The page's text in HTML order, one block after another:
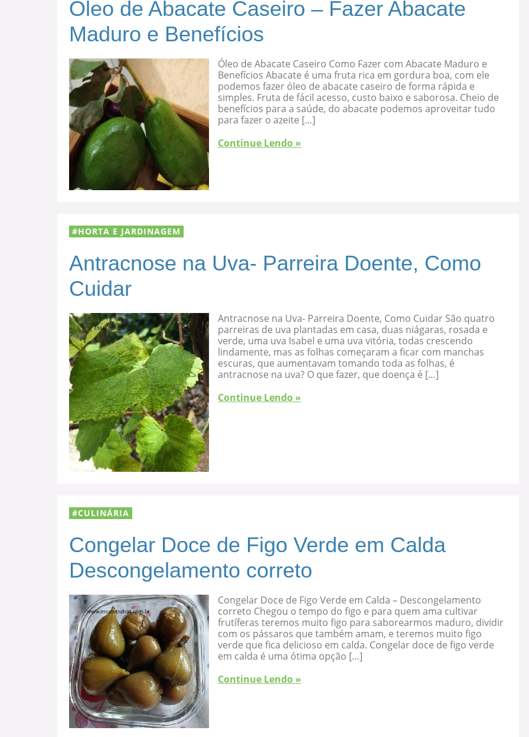
Óleo de Abacate Caseiro – Fazer Abacate
Maduro e Benefícios
Óleo de Abacate Caseiro Como Fazer com Abacate Maduro e
Benefícios Abacate é uma fruta rica em gordura boa, com ele
podemos fazer óleo de abacate caseiro de forma rápida e
simples. Fruta de fácil acesso, custo baixo e saborosa. Cheio de
benefícios para a saúde, do abacate podemos aproveitar tudo
para fazer o azeite […]
Continue Lendo »
HORTA E JARDINAGEM
Antracnose na Uva- Parreira Doente, Como
Cuidar
Antracnose na Uva- Parreira Doente, Como Cuidar São quatro
parreiras de uva plantadas em casa, duas niágaras, rosada e
verde, uma uva Isabel e uma uva vitória, todas crescendo
lindamente, mas as folhas começaram a ficar com manchas
escuras, que aumentavam tomando toda as folhas, é
antracnose na uva? O que fazer, que doença é […]
Continue Lendo »
CULINÁRIA
Congelar Doce de Figo Verde em Calda
Descongelamento correto
Congelar Doce de Figo Verde em Calda – Descongelamento
correto Chegou o tempo do figo e para quem ama cultivar
frutíferas teremos muito figo para saborearmos maduro, dividir
com os pássaros que também amam, e teremos muito figo
verde que fica delicioso em calda. Congelar doce de figo verde
em calda é uma ótima opção […]
Continue Lendo »